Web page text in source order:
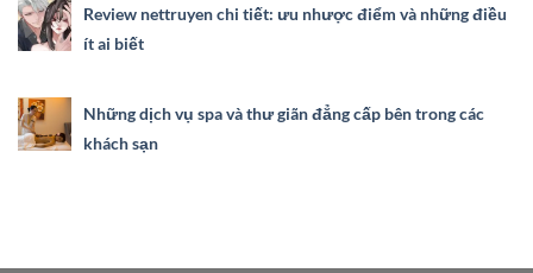
Review nettruyen chi tiết: ưu nhược điểm và những điều
ít ai biết
Những dịch vụ spa và thư giãn đẳng cấp bên trong các
khách sạn